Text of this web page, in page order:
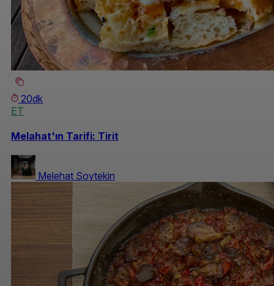
20dk
ET
Melahat'ın Tarifi: Tirit
Melehat Soytekin